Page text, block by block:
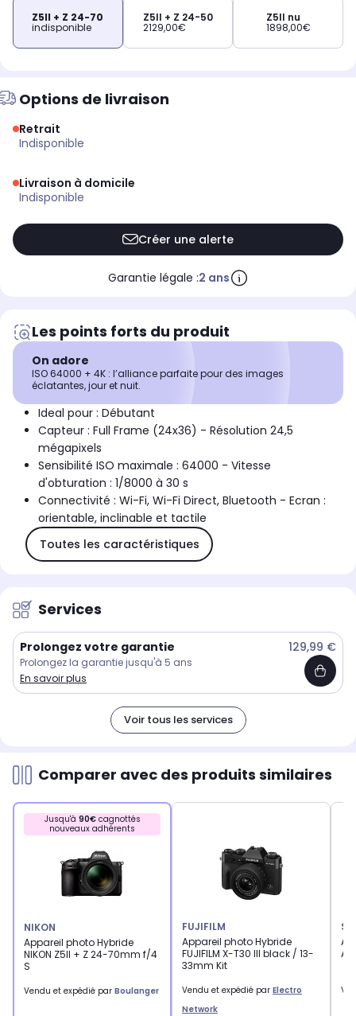
Z5II + Z 24-70
indisponible
Z5II + Z 24-50
2129,00€
Z5II nu
1898,00€
Options de livraison
Retrait
indisponible
Livraison à domicile
indisponible
Créer une alerte
Garantie légale :2 ans
Les points forts du produit
On adore
ISO 64000 + 4K : l’alliance parfaite pour des images
éclatantes, jour et nuit.
Ideal pour : Débutant
Capteur : Full Frame (24x36) - Résolution 24,5
mégapixels
Sensibilité ISO maximale : 64000 - Vitesse
d'obturation : 1/8000 à 30 s
Connectivité : Wi-Fi, Wi-Fi Direct, Bluetooth - Ecran :
orientable, inclinable et tactile
Toutes les caractéristiques
Services
Prolongez votre garantie 129,99 €
Prolongez la garantie jusqu'à 5 ans
En savoir plus
Voir tous les services
Comparer avec des produits similaires
Jusqu'à 90€cagnottés
nouveaux adhérents
NIKON
Appareil photo Hybride
NIKON Z5II + Z 24-70mm f/4
S
Vendu et expédié par Boulanger
FUJIFILM
Appareil photo Hybride
FUJIFILM X-T30 III black / 13-
33mm Kit
Vendu et expédié par Electro
Network